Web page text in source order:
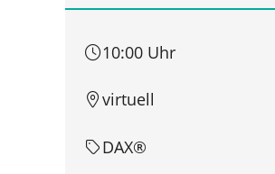
10:00 Uhr
virtuell
DAX®